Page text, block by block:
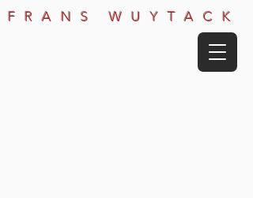
FRANS WUYTACK